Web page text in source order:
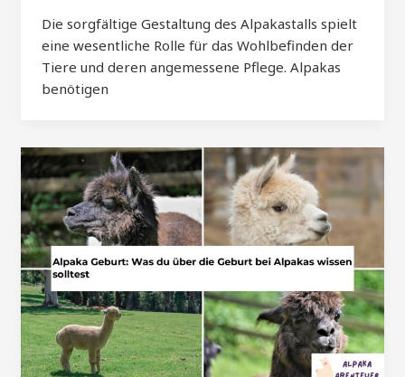
Die sorgfältige Gestaltung des Alpakastalls spielt
eine wesentliche Rolle für das Wohlbefinden der
Tiere und deren angemessene Pflege. Alpakas
benötigen